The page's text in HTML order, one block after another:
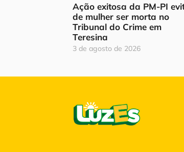
Ação exitosa da PM-PI
de mulher ser morta no
Tribunal do Crime em
Teresina
3 de agosto de 2026